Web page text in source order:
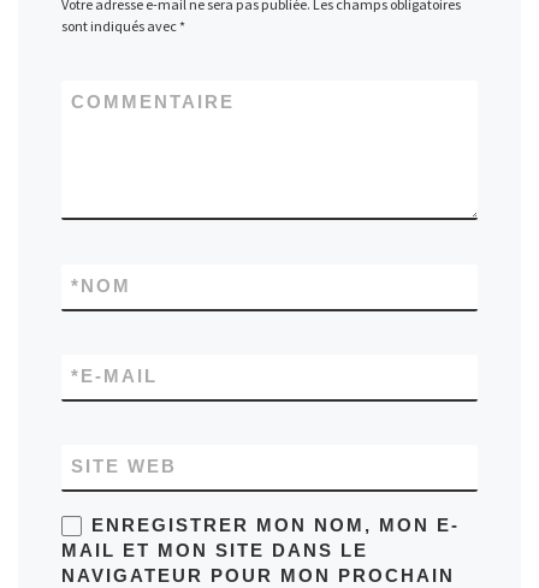
Votre adresse e-mail ne sera pas publiée. Les champs obligatoires
sont indiqués avec*
COMMENTAIRE
NOM
*
E-MAIL
*
SITE WEB
ENREGISTRER MON NOM, MON E-
MAIL ET MON SITE DANS LE
NAVIGATEUR POUR MON PROCHAIN